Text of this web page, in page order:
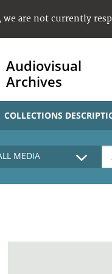
are not currently
Audiovisual
Archives
COLLECTIONS
MEDIA